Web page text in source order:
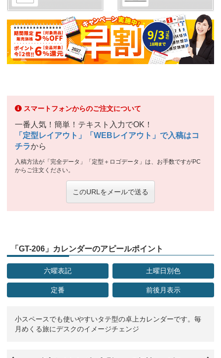
スマートフォンからのご注文について
一番人気！簡単！テキスト入力でOK！
「定型レイアウト」「WEBレイアウト」で入稿はコ
チラから
入稿方法が「完全データ」「定型＋ロゴデータ」は、お手数ですがPC
からご注文ください。
このURLをメールで送る
「GT-206」カレンダーのアピールポイント
六曜表記 土曜日別色
定番 前後月表示
小スペースでも使いやすいタテ型の卓上カレンダーです。毎
月めくる旅にデスクのイメージチェンジ